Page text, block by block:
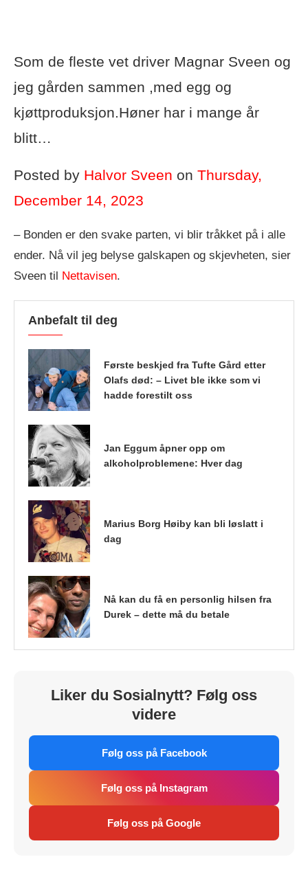
Som de fleste vet driver Magnar Sveen og
jeg gården sammen ,med egg og
kjøttproduksjon.Høner har i mange år
blitt…
Posted by Halvor Sveen on Thursday,
December 14, 2023
– Bonden er den svake parten, vi blir tråkket på i alle
ender. Nå vil jeg belyse galskapen og skjevheten, sier
Sveen til
Nettavisen.
Anbefalt til deg
Første beskjed fra Tufte Gård etter
Olafs død: – Livet ble ikke som vi
hadde forestilt oss
Jan Eggum åpner opp om
alkoholproblemene: Hver dag
Marius Borg Høiby kan bli løslatt i
dag
Nå kan du få en personlig hilsen fra
Durek – dette må du betale
Liker du Sosialnytt? Følg oss
videre
Følg oss på Facebook
Følg oss på Instagram
Følg oss på Google